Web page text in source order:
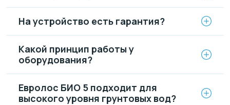
На устройство есть гарантия?
Какой принцип работы у
оборудования?
Евролос БИО 5 подходит для
высокого уровня грунтовых вод?